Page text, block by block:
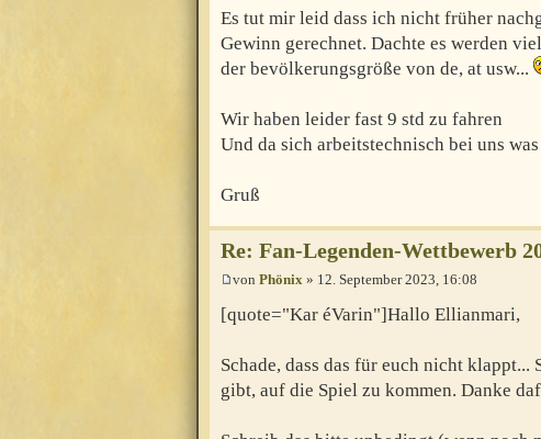
Es tut mir leid dass ich nicht früher
Gewinn gerechnet. Dachte es werden
der bevölkerungsgröße von de, at usw...
Wir haben leider fast 9 std zu fahren
Und da sich arbeitstechnisch bei uns
Gruß
Re: Fan-Legenden-Wettbewerb
von Phönix » 12. September 2023, 16:08
[quote="Kar éVarin"]Hallo Ellianmari,
Schade, dass das für euch nicht klappt...
gibt, auf die Spiel zu kommen. Danke